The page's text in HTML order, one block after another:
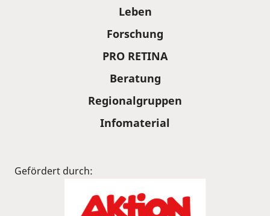
Leben
Forschung
PRO RETINA
Beratung
Regionalgruppen
Infomaterial
Gefördert durch: